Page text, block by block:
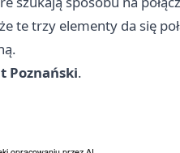
te trzy elementy da się
Poznański.